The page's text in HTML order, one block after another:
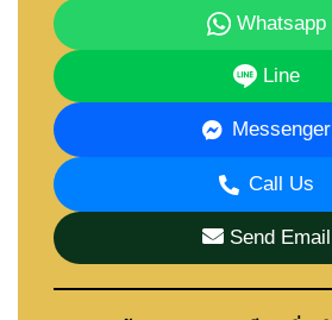
Whatsapp
Line
Messenger
Call Us
Send Email